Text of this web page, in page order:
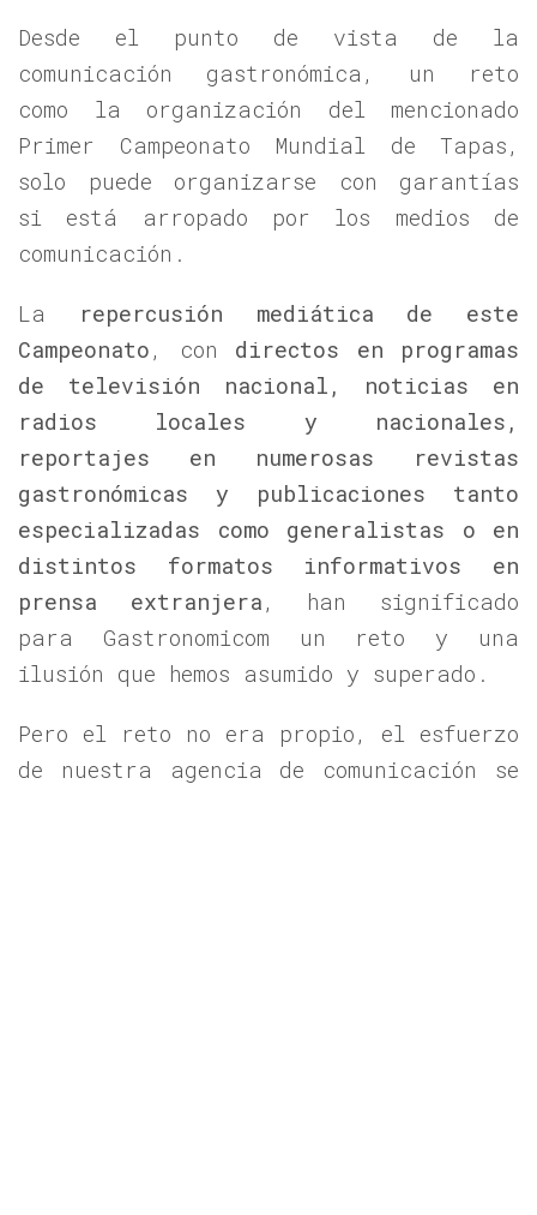
Desde el punto de vista de la
comunicación gastronómica, un reto
como la organización del mencionado
Primer Campeonato Mundial de Tapas,
solo puede organizarse con garantías
si está arropado por los medios de
comunicación.
La
repercusión mediática de este
Campeonato , con directos en programas
de televisión nacional, noticias en
radios locales y nacionales,
reportajes en numerosas revistas
gastronómicas y publicaciones tanto
especializadas como generalistas o en
distintos formatos informativos en
prensa extranjera , han significado
para Gastronomicom un reto y una
ilusión que hemos asumido y superado.
Pero el reto no era propio, el esfuerzo
de nuestra agencia de comunicación se